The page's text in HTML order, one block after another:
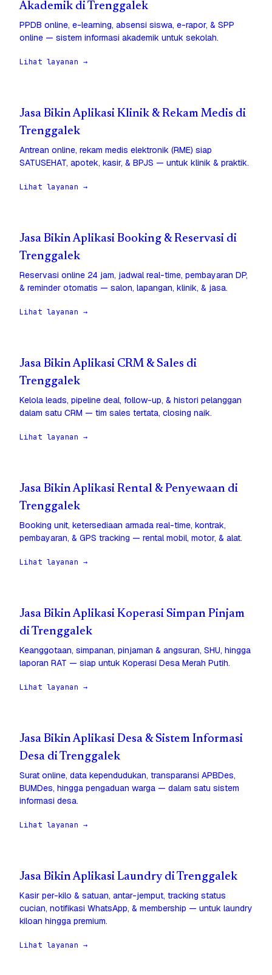
Akademik di Trenggalek
PPDB online, e-learning, absensi siswa, e-rapor, & SPP
online — sistem informasi akademik untuk sekolah.
Lihat layanan →
Jasa Bikin Aplikasi Klinik & Rekam Medis di
Trenggalek
Antrean online, rekam medis elektronik (RME) siap
SATUSEHAT, apotek, kasir, & BPJS — untuk klinik & praktik.
Lihat layanan →
Jasa Bikin Aplikasi Booking & Reservasi di
Trenggalek
Reservasi online 24 jam, jadwal real-time, pembayaran DP,
& reminder otomatis — salon, lapangan, klinik, & jasa.
Lihat layanan →
Jasa Bikin Aplikasi CRM & Sales di
Trenggalek
Kelola leads, pipeline deal, follow-up, & histori pelanggan
dalam satu CRM — tim sales tertata, closing naik.
Lihat layanan →
Jasa Bikin Aplikasi Rental & Penyewaan di
Trenggalek
Booking unit, ketersediaan armada real-time, kontrak,
pembayaran, & GPS tracking — rental mobil, motor, & alat.
Lihat layanan →
Jasa Bikin Aplikasi Koperasi Simpan Pinjam
di Trenggalek
Keanggotaan, simpanan, pinjaman & angsuran, SHU, hingga
laporan RAT — siap untuk Koperasi Desa Merah Putih.
Lihat layanan →
Jasa Bikin Aplikasi Desa & Sistem Informasi
Desa di Trenggalek
Surat online, data kependudukan, transparansi APBDes,
BUMDes, hingga pengaduan warga — dalam satu sistem
informasi desa.
Lihat layanan →
Jasa Bikin Aplikasi Laundry di Trenggalek
Kasir per-kilo & satuan, antar-jemput, tracking status
cucian, notifikasi WhatsApp, & membership — untuk laundry
kiloan hingga premium.
Lihat layanan →